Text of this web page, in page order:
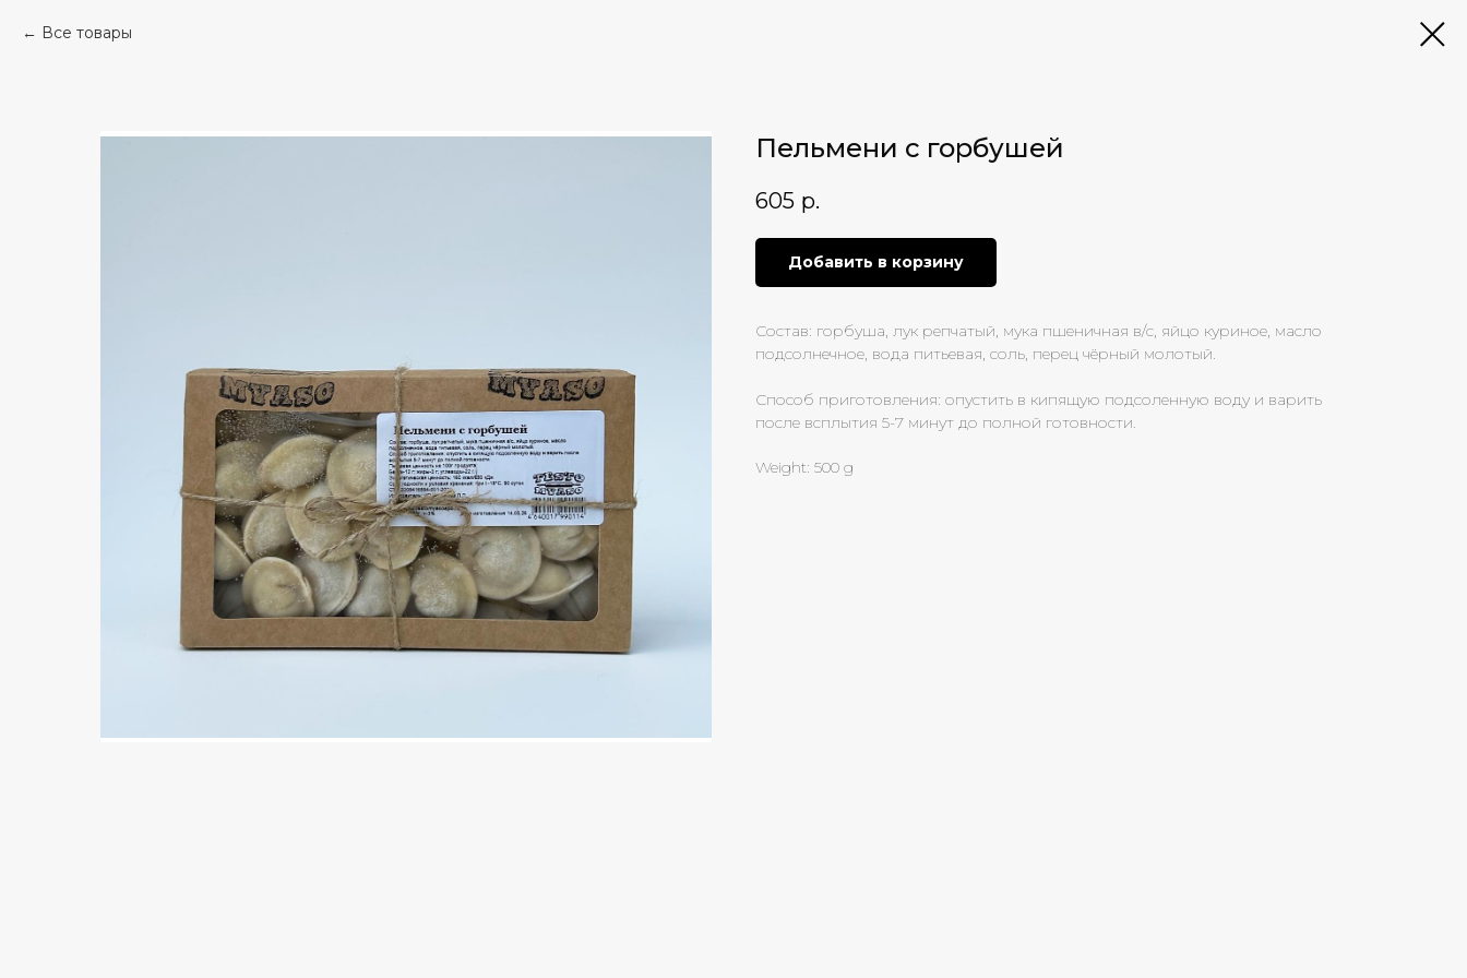
Все товары
Пельмени с горбушей
605 р.
Добавить в корзину
Состав: горбуша, лук репчатый, мука пшеничная в/с, яйцо куриное, масло
подсолнечное, вода питьевая, соль, перец чёрный молотый.
Способ приготовления: опустить в кипящую подсоленную воду и варить
после всплытия 5-7 минут до полной готовности.
Weight: 500 g